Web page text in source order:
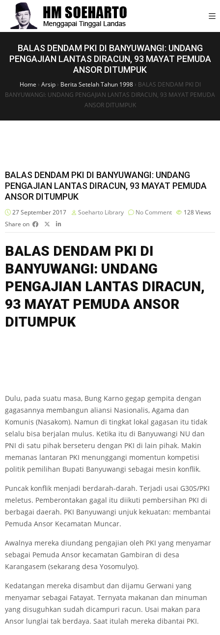
BALAS DENDAM PKI DI BANYUWANGI: UNDANG
PENGAJIAN LANTAS DIRACUN, 93 MAYAT PEMUDA
ANSOR DITUMPUK
Home › Arsip› Berita Setelah Tahun 1998› BALAS DENDAM PKI DI
BANYUWANGI: UNDANG PENGAJIAN LANTAS DIRACUN, 93 MAYAT PEMUDA
ANSOR DITUMPUK
BALAS DENDAM PKI DI BANYUWANGI: UNDANG
PENGAJIAN LANTAS DIRACUN, 93 MAYAT PEMUDA
ANSOR DITUMPUK
27 September 2017 Soeharto Library No Comment 128Views
Share on
BALAS DENDAM PKI DI
BANYUWANGI: UNDANG
PENGAJIAN LANTAS DIRACUN,
93 MAYAT PEMUDA ANSOR
DITUMPUK
Dulu, pada suatu masa, Bung Karno gegap gempita dengan
gagasannya membangun aliansi Nasionalis, Agama dan
Komunis (Nasakom). Namun di tingkat lokal gagasan itu tidak
selalu bisa berjalan mulus. Ketika itu di Banyuwangi NU dan
PNI di satu pihak berseteru dengan PKI di lain pihak. Makin
memanas lantaran PKI menunggangi momentun kompetisi
politik pemilihan Bupati Banyuwangi sebagai mesin konflik.
Puncak konflik menjadi berdarah-darah. Terjadi usai G30S/PKI
meletus. Pemberontakan gagal itu diikuti pembersihan PKI di
berbagai daerah. PKI Banyuwangi unjuk kekuatan: membantai
Pemuda Ansor Kecamatan Muncar.
Awalnya mereka diundang pengajian oleh PKI yang menyamar
sebagai Pemuda Ansor kecamatan Gambiran di desa
Karangasem (sekarang desa Yosomulyo).
Kedatangan mereka disambut dan dijamu Gerwani yang
menyamar sebagai Fatayat. Ternyata makanan dan minuman
yang disuguhkan sudah dicampuri racun. Usai makan para
Ansor lunglai tak berdaya. Saat itulah mereka dibantai PKI.